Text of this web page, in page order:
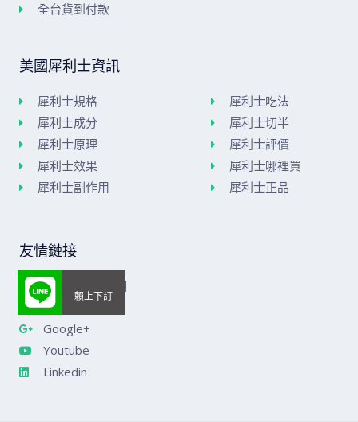
全台貨到付款
美國犀利士資訊
犀利士規格
犀利士成分
犀利士原理
犀利士效果
犀利士副作用
犀利士吃法
犀利士切半
犀利士評價
犀利士哪裡買
犀利士正品
友情鏈接
美國威而鋼官網
樂威莊官網
Google+
Youtube
Linkedin